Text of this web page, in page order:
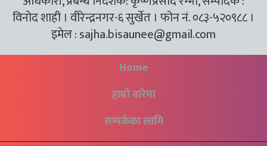
विनोद शाही । वीरेन्द्रनगर-६ सुर्खेत । फोन नं. ०८३-५२०९८८ ।
इमेल :sajha.bisaunee@gmail.com
Home
हाम्रो बारेमा
सम्पर्कका लागि